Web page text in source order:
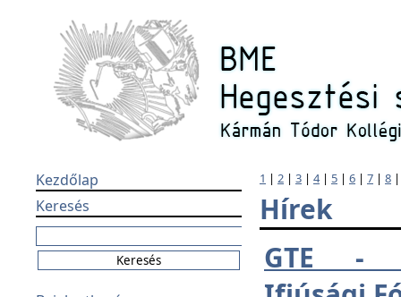
Kezdőlap
Keresés
1 | 2 | 3 | 4| 5 | 6 | 7 | 8
Hírek
GTE -